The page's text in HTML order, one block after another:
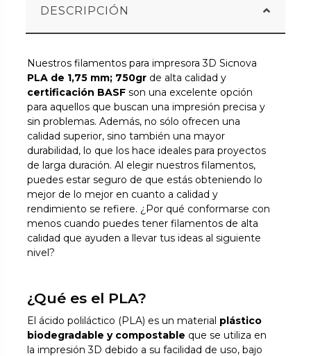
DESCRIPCIÓN
Nuestros filamentos para impresora 3D Sicnova
PLA de 1,75 mm; 750gr de alta calidad y
certificación BASF son una excelente opción
para aquellos que buscan una impresión precisa y
sin problemas. Además, no sólo ofrecen una
calidad superior, sino también una mayor
durabilidad, lo que los hace ideales para proyectos
de larga duración. Al elegir nuestros filamentos,
puedes estar seguro de que estás obteniendo lo
mejor de lo mejor en cuanto a calidad y
rendimiento se refiere. ¿Por qué conformarse con
menos cuando puedes tener filamentos de alta
calidad que ayuden a llevar tus ideas al siguiente
nivel?
¿Qué es el PLA?
El ácido poliláctico (PLA) es un material plástico
biodegradable y compostable que se utiliza en
la impresión 3D debido a su facilidad de uso, bajo